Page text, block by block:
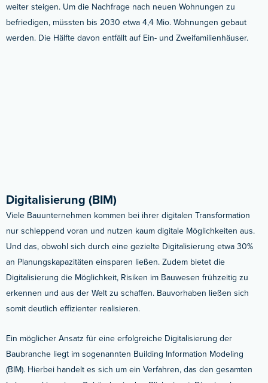
weiter steigen. Um die Nachfrage nach neuen Wohnungen zu
befriedigen, müssten bis 2030 etwa 4,4 Mio. Wohnungen gebaut
werden. Die Hälfte davon entfällt auf Ein- und Zweifamilienhäuser.
Digitalisierung (BIM)
Viele Bauunternehmen kommen bei ihrer digitalen Transformation
nur schleppend voran und nutzen kaum digitale Möglichkeiten aus.
Und das, obwohl sich durch eine gezielte Digitalisierung etwa 30%
an Planungskapazitäten einsparen ließen. Zudem bietet die
Digitalisierung die Möglichkeit, Risiken im Bauwesen frühzeitig zu
erkennen und aus der Welt zu schaffen. Bauvorhaben ließen sich
somit deutlich effizienter realisieren.
Ein möglicher Ansatz für eine erfolgreiche Digitalisierung der
Baubranche liegt im sogenannten Building Information Modeling
(BIM). Hierbei handelt es sich um ein Verfahren, das den gesamten